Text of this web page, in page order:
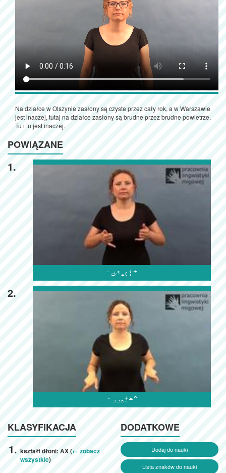
Na działce w Olszynie zasłony są czyste przez cały rok, a w Warszawie
jest inaczej, tutaj na działce zasłony są brudne przez brudne powietrze.
Tu i tu jest inaczej.
POWIĄZANE
1.

2.

KLASYFIKACJA
kształt dłoni: AX (← zobacz
wszystkie)
DODATKOWE
Dodaj do nauki
Lista znaków do nauki